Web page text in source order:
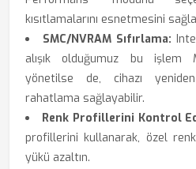
kısıtlamalarını esnetmesini
SMC/NVRAM Sıfırlama:
alışık olduğumuz bu işlem
yönetilse de, cihazı
rahatlama sağlayabilir.
Renk Profillerini Kontrol
profillerini kullanarak, özel
yükü azaltın.